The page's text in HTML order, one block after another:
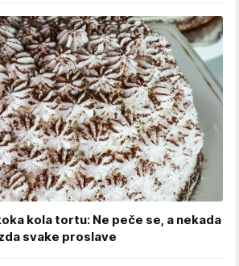
kola tortu: Ne peče se, a nekada
svake proslave